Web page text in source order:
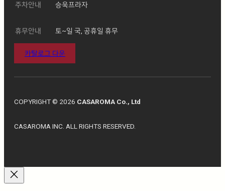
주차안내 승욱프라자
휴무안내 토~일 국, 공휴일 휴무
카탈로그 다운
COPYRIGHT © 2026 CASAROMA Co., Ltd
CASAROMA INC. ALL RIGHTS RESERVED.